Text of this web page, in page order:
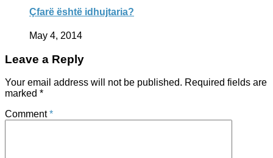
Çfarë është idhujtaria?
May 4, 2014
Leave a Reply
Your email address will not be published. Required fields are
marked *
Comment*